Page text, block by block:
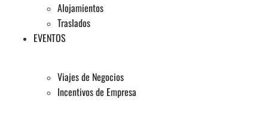
Alojamientos
Traslados
EVENTOS
Viajes de Negocios
Incentivos de Empresa